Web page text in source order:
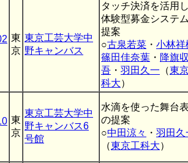
東
京
東京工芸大学中
野キャンバス
タッチ決済を活用
体験型募金システ
提案
○古泉若菜 ・ 小林祥
篠田佳奈葉 ・ 降旗
吾 ・ 羽田久一 （東
科大）
東
京
東京工芸大学中
野キャンバス6
号館
水滴を使った舞台
の提案
○中田涼々 ・ 羽田久
（東京工科大）